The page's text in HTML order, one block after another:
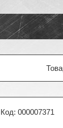
000007371